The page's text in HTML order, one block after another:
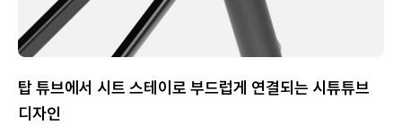
탑 튜브에서 시트 스테이로 부드럽게 연결되는 시튜튜브
디자인